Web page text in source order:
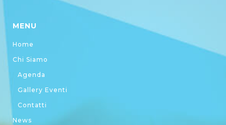
MENU
Home
Chi Siamo
Agenda
Gallery Eventi
Contatti
News